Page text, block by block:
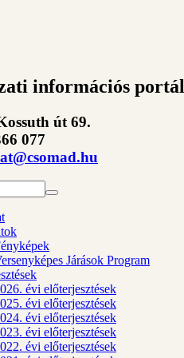
információs portál
út 69.
077
Járások Program
évi előterjesztések
évi előterjesztések
évi előterjesztések
évi előterjesztések
évi előterjesztések